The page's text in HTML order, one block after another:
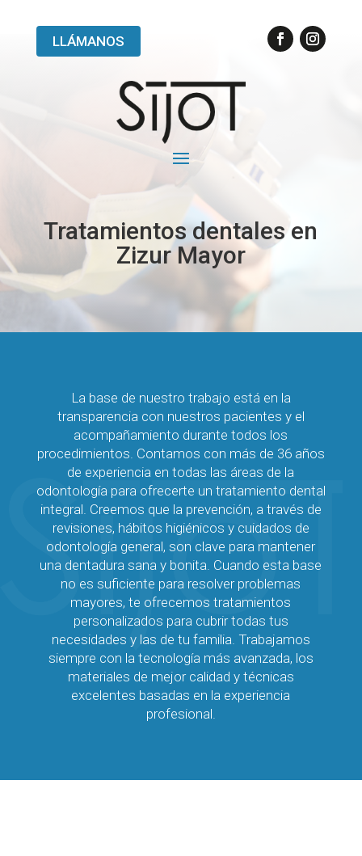
LLÁMANOS
Tratamientos dentales en
Zizur Mayor
La base de nuestro trabajo está en la
transparencia con nuestros pacientes y el
acompañamiento durante todos los
procedimientos. Contamos con más de 36 años
de experiencia en todas las áreas de la
odontología para ofrecerte un tratamiento dental
integral. Creemos que la prevención, a través de
revisiones, hábitos higiénicos y cuidados de
odontología general, son clave para mantener
una dentadura sana y bonita. Cuando esta base
no es suficiente para resolver problemas
mayores, te ofrecemos tratamientos
personalizados para cubrir todas tus
necesidades y las de tu familia. Trabajamos
siempre con la tecnología más avanzada, los
materiales de mejor calidad y técnicas
excelentes basadas en la experiencia
profesional.